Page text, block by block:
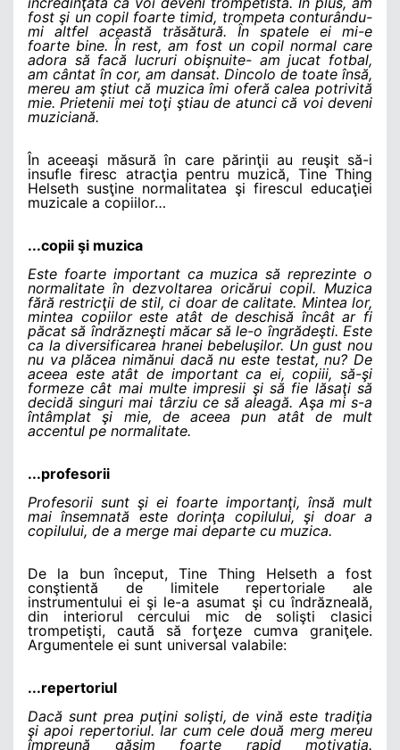
fost şi un copil foarte timid, trompeta conturându-
mi altfel această trăsătură.
În spatele ei mi-e
foarte bine. În rest, am fost un copil normal care
adora să facă lucruri obişnuite- am jucat fotbal,
am cântat în cor, am dansat. Dincolo de toate însă,
mereu am ştiut că muzica îmi oferă calea potrivită
mie. Prietenii mei toţi ştiau de atunci că voi deveni
muziciană.
În aceeaşi măsură în care părinţii au reuşit să-i
insufle firesc atracţia pentru muzică, Tine Thing
Helseth susţine normalitatea şi firescul educaţiei
muzicale a copiilor…
...copii şi muzica
Este foarte important ca muzica să reprezinte o
normalitate în dezvoltarea oricărui copil. Muzica
fără restricţii de stil, ci doar de calitate. Mintea lor,
mintea copiilor este atât de deschisă încât ar fi
păcat să îndrăzneşti măcar să le-o îngrădeşti. Este
ca la diversificarea hranei bebeluşilor. Un gust nou
nu va plăcea nimănui dacă nu este testat, nu? De
aceea este atât de important ca ei, copiii, să-şi
formeze cât mai multe impresii şi să fie lăsaţi să
decidă singuri mai târziu ce să aleagă. Aşa mi s-a
întâmplat şi mie, de aceea pun atât de mult
accentul pe normalitate.
...profesorii
Profesorii sunt şi ei foarte importanţi, însă mult
mai însemnată este dorinţa copilului, şi doar a
copilului, de a merge mai departe cu muzica.
De la bun început, Tine Thing Helseth a fost
conştientă de limitele repertoriale ale
instrumentului ei şi le-a asumat şi cu îndrăzneală,
din interiorul cercului mic de solişti clasici
trompetişti, caută să forţeze cumva graniţele.
Argumentele ei sunt universal valabile:
...repertoriul
Dacă sunt prea puţini solişti, de vină este tradiţia
şi apoi repertoriul. Iar cum cele două merg mereu
împreună găsim foarte rapid motivaţia.